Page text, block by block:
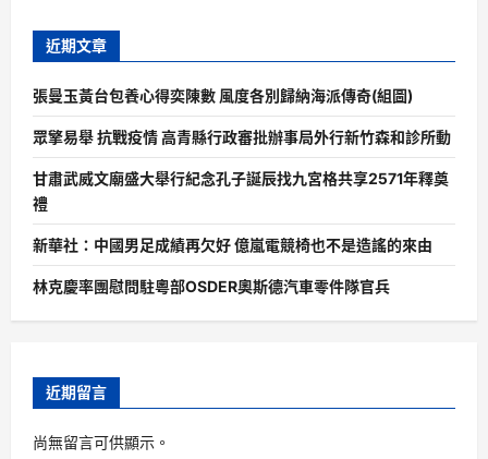
近期文章
張曼玉黃台包養心得奕陳數 風度各別歸納海派傳奇(組圖)
眾擎易舉 抗戰疫情 高青縣行政審批辦事局外行新竹森和診所動
甘肅武威文廟盛大舉行紀念孔子誕辰找九宮格共享2571年釋奠
禮
新華社：中國男足成績再欠好 億嵐電競椅也不是造謠的來由
林克慶率團慰問駐粵部OSDER奧斯德汽車零件隊官兵
近期留言
尚無留言可供顯示。